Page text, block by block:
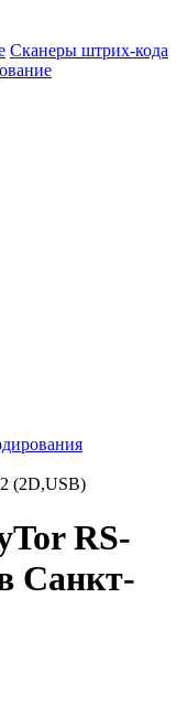
Сканеры штрих-кода
(2D,USB)
RS-
Санкт-